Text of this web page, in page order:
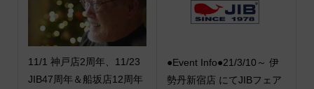
11/1 神戸店2周年、11/23
JIB47周年＆船坂店12周年
●Event Info●21/3/10～ 伊
勢丹新宿店 にてJIBフェア